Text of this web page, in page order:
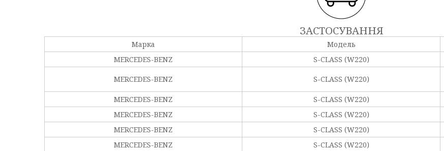
ЗАСТОСУВАННЯ
Марка Модель
MERCEDES-BENZ
S-CLASS (W220)
MERCEDES-BENZ S-CLASS (W220)
MERCEDES-BENZ
S-CLASS (W220)
MERCEDES-BENZ
S-CLASS (W220)
MERCEDES-BENZ
S-CLASS (W220)
MERCEDES-BENZ
S-CLASS (W220)